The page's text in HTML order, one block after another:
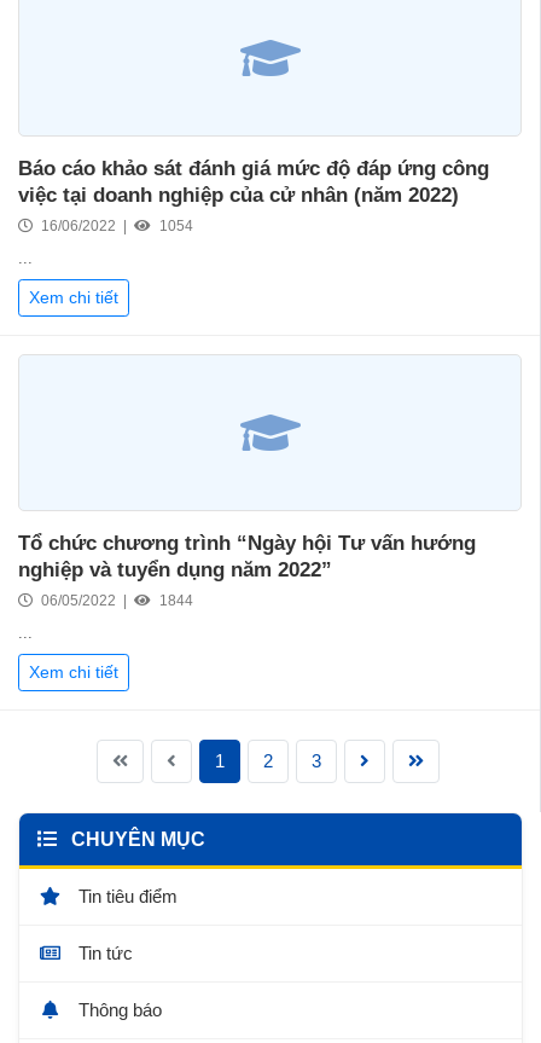
Báo cáo khảo sát đánh giá mức độ đáp ứng công
việc tại doanh nghiệp của cử nhân (năm 2022)
16/06/2022 | 1054
...
Xem chi tiết
Tổ chức chương trình “Ngày hội Tư vấn hướng
nghiệp và tuyển dụng năm 2022”
06/05/2022 | 1844
...
Xem chi tiết
1 2 3
CHUYÊN MỤC
Tin tiêu điểm
Tin tức
Thông báo